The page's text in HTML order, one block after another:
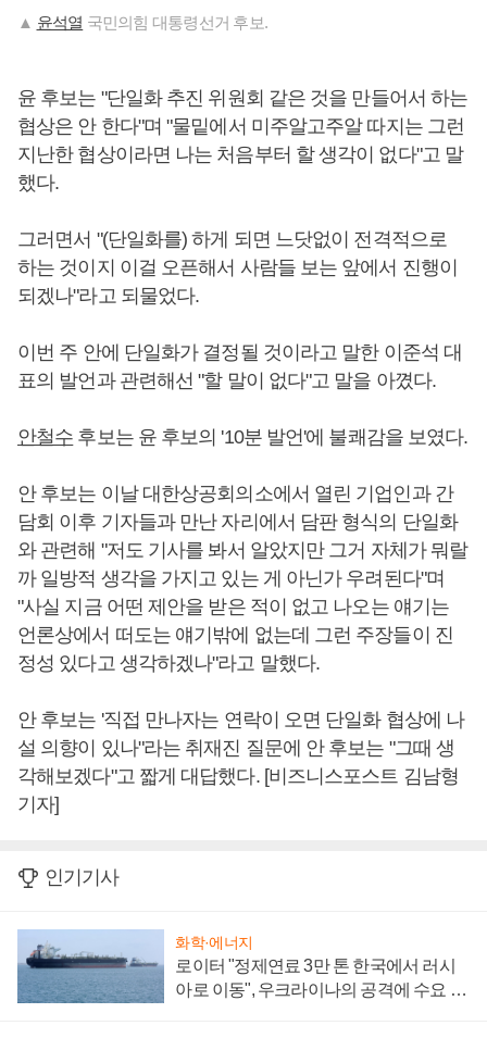
▲ 윤석열 국민의힘 대통령선거 후보.
윤 후보는 "단일화 추진 위원회 같은 것을 만들어서 하는
협상은 안 한다"며 "물밑에서 미주알고주알 따지는 그런
지난한 협상이라면 나는 처음부터 할 생각이 없다"고 말
했다.
그러면서 "(단일화를) 하게 되면 느닷없이 전격적으로
하는 것이지 이걸 오픈해서 사람들 보는 앞에서 진행이
되겠나"라고 되물었다.
이번 주 안에 단일화가 결정될 것이라고 말한 이준석 대
표의 발언과 관련해선 "할 말이 없다"고 말을 아꼈다.
안철수 후보는 윤 후보의 '10분 발언'에 불쾌감을 보였다.
안 후보는 이날 대한상공회의소에서 열린 기업인과 간
담회 이후 기자들과 만난 자리에서 담판 형식의 단일화
와 관련해 "저도 기사를 봐서 알았지만 그거 자체가 뭐랄
까 일방적 생각을 가지고 있는 게 아닌가 우려된다"며
"사실 지금 어떤 제안을 받은 적이 없고 나오는 얘기는
언론상에서 떠도는 얘기밖에 없는데 그런 주장들이 진
정성 있다고 생각하겠나"라고 말했다.
안 후보는 '직접 만나자는 연락이 오면 단일화 협상에 나
설 의향이 있나"라는 취재진 질문에 안 후보는 "그때 생
각해보겠다"고 짧게 대답했다. [비즈니스포스트 김남형
기자]
인기기사
화학·에너지
로이터 "정제연료 3만 톤 한국에서 러시
아로 이동", 우크라이나의 공격에 수요 늘